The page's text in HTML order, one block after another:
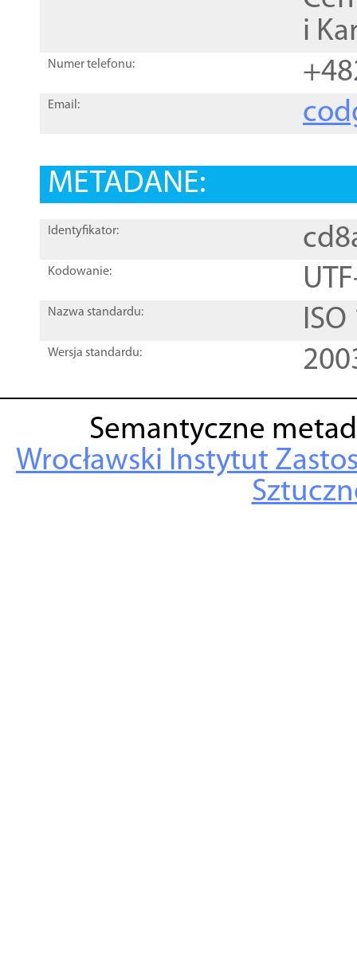
i
Numer telefonu:
Email:
METADANE:
Identyfikator:
Kodowanie:
Nazwa standardu:
Wersja standardu:
Semantyczne
Wrocławski Instytut